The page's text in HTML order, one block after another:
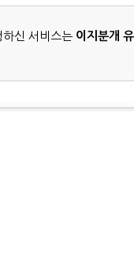
하신 서비스는 이지분개